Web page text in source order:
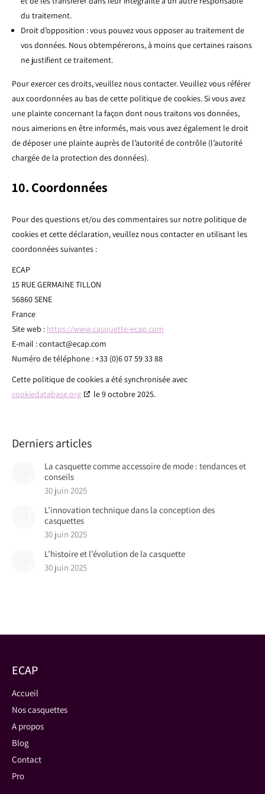
du traitement.
Droit d’opposition : vous pouvez vous opposer au traitement de
vos données. Nous obtempérerons, à moins que certaines raisons
ne justifient ce traitement.
Pour exercer ces droits, veuillez nous contacter. Veuillez vous référer
aux coordonnées au bas de cette politique de cookies. Si vous avez
une plainte concernant la façon dont nous traitons vos données,
nous aimerions en être informés, mais vous avez également le droit
de déposer une plainte auprès de l’autorité de contrôle (l’autorité
chargée de la protection des données).
10. Coordonnées
Pour des questions et/ou des commentaires sur notre politique de
cookies et cette déclaration, veuillez nous contacter en utilisant les
coordonnées suivantes :
ECAP
15 RUE GERMAINE TILLON
56860 SENE
France
Site web : https://www.casquette-ecap.com
E-mail :contact@ecap.com
Numéro de téléphone : +33 (0)6 07 59 33 88
Cette politique de cookies a été synchronisée avec
cookiedatabase.org
le 9 octobre 2025.
Derniers articles
La casquette comme accessoire de mode : tendances et
conseils
30 juin 2025
L’innovation technique dans la conception des
casquettes
30 juin 2025
L’histoire et l’évolution de la casquette
30 juin 2025
ECAP
Accueil
Nos casquettes
A propos
Blog
Contact
Pro